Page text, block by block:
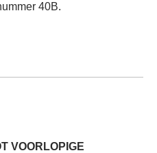
40B.
VOORLOPIGE